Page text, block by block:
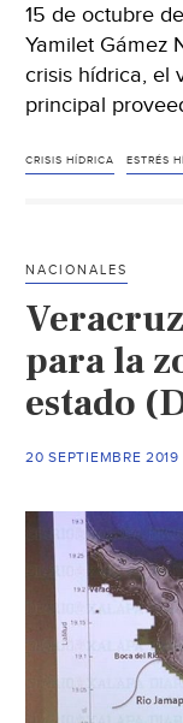
15 de octubre
Yamilet Gámez
crisis hídrica, el
principal
CRISIS HÍDRICA ESTRÉS
NACIONALES
para la
estado
20 SEPTIEMBRE 2019